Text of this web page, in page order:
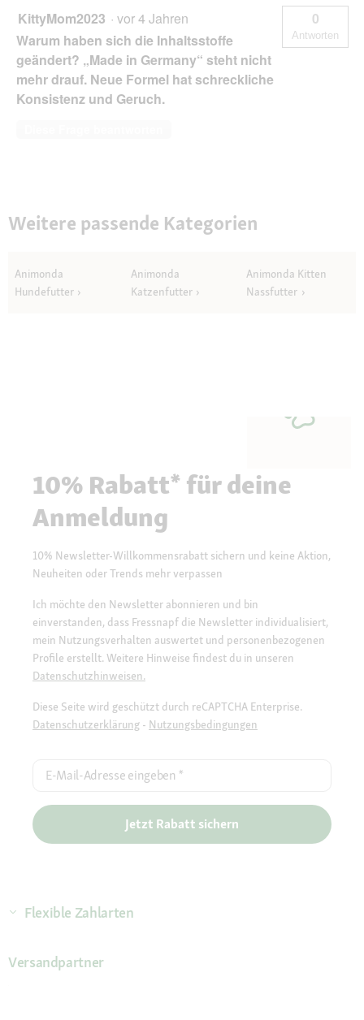
KittyMom2023 · vor 4 Jahren
Warum haben sich die Inhaltsstoffe
geändert? „Made in Germany“ steht nicht
mehr drauf. Neue Formel hat schreckliche
Konsistenz und Geruch.
0
Antworten
Weitere passende Kategorien
Animonda
Hundefutter
Animonda
Katzenfutter
Animonda Kitten
Nassfutter
10% Rabatt* für deine
Anmeldung
10% Newsletter-Willkommensrabatt sichern und keine Aktion,
Neuheiten oder Trends mehr verpassen
Ich möchte den Newsletter abonnieren und bin
einverstanden, dass Fressnapf die Newsletter individualisiert,
mein Nutzungsverhalten auswertet und personenbezogenen
Profile erstellt. Weitere Hinweise findest du in unseren
Datenschutzhinweisen.
Diese Seite wird geschützt durch reCAPTCHA Enterprise.
Datenschutzerklärung - Nutzungsbedingungen
E-Mail-Adresse eingeben *
Jetzt Rabatt sichern
Flexible Zahlarten
Versandpartner